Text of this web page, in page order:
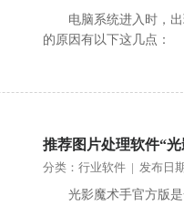
电脑系统进入时，
的原因有以下这几点：
推荐图片处理软件“
分类：行业软件 | 发布日
光影魔术手官方版